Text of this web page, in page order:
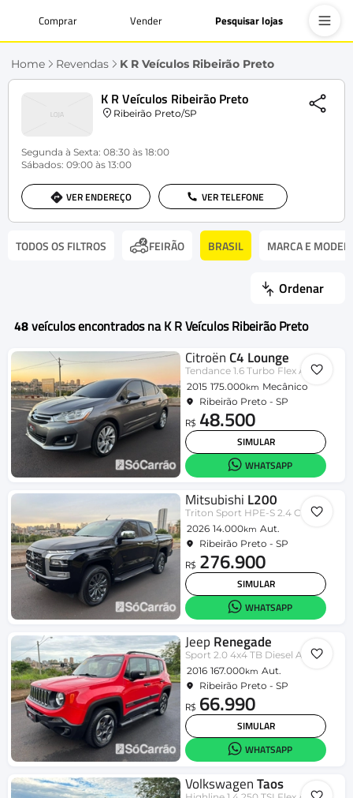
Comprar Vender Pesquisar lojas
Home Revendas K R Veículos Ribeirão Preto
K R Veículos Ribeirão Preto
Ribeirão Preto/SP
Segunda à Sexta: 08:30 às 18:00
Sábados: 09:00 às 13:00
VER ENDEREÇO VER TELEFONE
TODOS OS FILTROS FEIRÃO BRASIL MARCA E
Ordenar
48veículos encontrados na K R Veículos Ribeirão Preto
Citroën C4 Lounge
Tendance 1.6 Turbo Flex Aut.
2015 175.000km Mecânico
Ribeirão Preto - SP
R$ 48.500
SIMULAR
WHATSAPP
Mitsubishi L200
Triton Sport HPE-S 2.4 CD Dies. Aut
2026 14.000km Aut.
Ribeirão Preto - SP
R$ 276.900
SIMULAR
WHATSAPP
Jeep Renegade
Sport 2.0 4x4 TB Diesel Aut.
2016 167.000km Aut.
Ribeirão Preto - SP
R$ 66.990
SIMULAR
WHATSAPP
VolkswagenTaos